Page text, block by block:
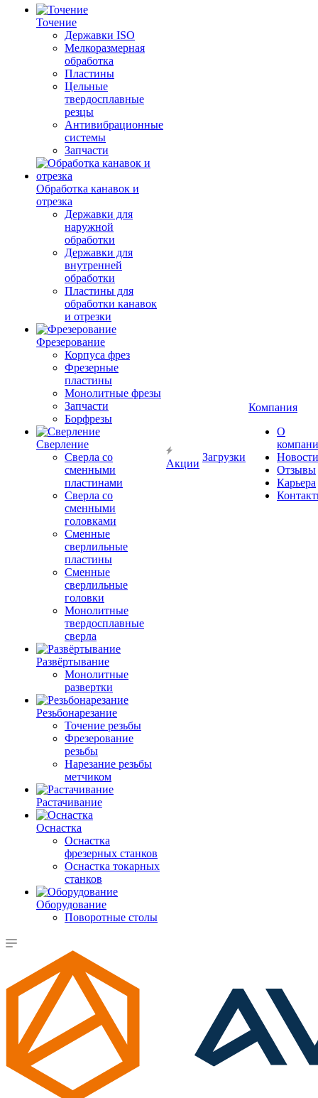
Точение
Державки ISO
Мелкоразмерная
обработка
Пластины
Цельные
твердосплавные
резцы
Антивибрационные
системы
Запчасти
Обработка канавок и
отрезка
Державки для
наружной
обработки
Державки для
внутренней
обработки
Пластины для
обработки канавок
и отрезки
Фрезерование
Корпуса фрез
Фрезерные
пластины
Монолитные фрезы
Запчасти
Борфрезы
Сверление
Сверла со
сменными
пластинами
Сверла со
сменными
головками
Сменные
сверлильные
пластины
Сменные
сверлильные
головки
Монолитные
твердосплавные
сверла
Развёртывание
Монолитные
развертки
Резьбонарезание
Точение резьбы
Фрезерование
резьбы
Нарезание резьбы
метчиком
Растачивание
Оснастка
Оснастка
фрезерных станков
Оснастка токарных
станков
Оборудование
Поворотные столы
Акции
Загрузки
Компания
О
Новости
Отзывы
Карьера